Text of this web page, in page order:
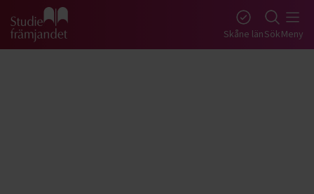
Gå till studiefrämjandets startsida Skåne länSökMeny